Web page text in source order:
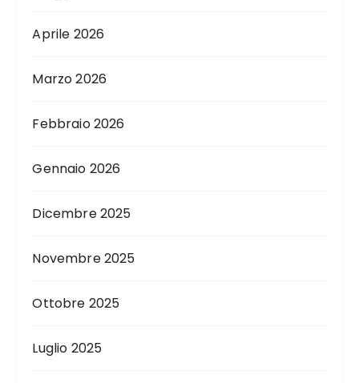
Aprile 2026
Marzo 2026
Febbraio 2026
Gennaio 2026
Dicembre 2025
Novembre 2025
Ottobre 2025
Luglio 2025